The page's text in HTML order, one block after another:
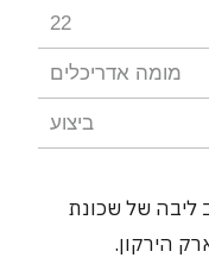
22
מומה אדריכלים
ביצוע
ליבה של שכונת
הירקון.